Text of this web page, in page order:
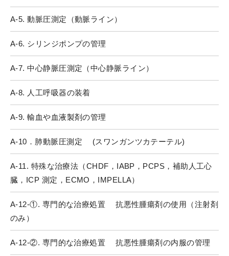
A-5. 動脈圧測定（動脈ライン）
A-6. シリンジポンプの管理
A-7. 中心静脈圧測定（中心静脈ライン）
A-8. 人工呼吸器の装着
A-9. 輸血や血液製剤の管理
A-10．肺動脈圧測定 (スワンガンツカテーテル)
A-11. 特殊な治療法（CHDF，IABP，PCPS，補助人工心
臓，ICP 測定，ECMO，IMPELLA）
A-12-①. 専門的な治療処置 抗悪性腫瘍剤の使用（注射剤
のみ）
A-12-②. 専門的な治療処置 抗悪性腫瘍剤の内服の管理